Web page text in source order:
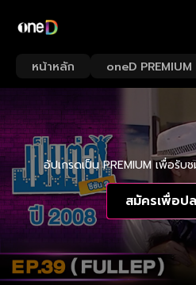
หน้าหลัก oneD PREMIUM
อัปเกรดเป็น PREMIUM เพื่อรั
สมัครเพื่อป